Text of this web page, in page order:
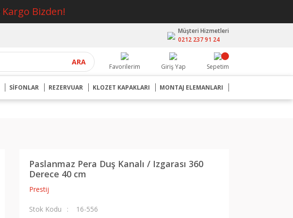
Kargo Bizden!
Müşteri Hizmetleri
0212 237 91 24
ARA
Favorilerim Giriş Yap Sepetim
SİFONLAR REZERVUAR KLOZET KAPAKLARI MONTAJ ELEMANLARI
Paslanmaz Pera Duş Kanalı / Izgarası 360
Derece 40 cm
Prestij
Stok Kodu
16-556